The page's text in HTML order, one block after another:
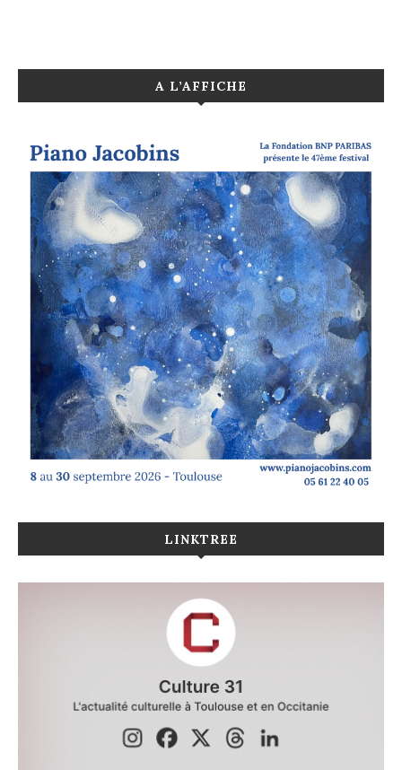
A L’AFFICHE
LINKTREE